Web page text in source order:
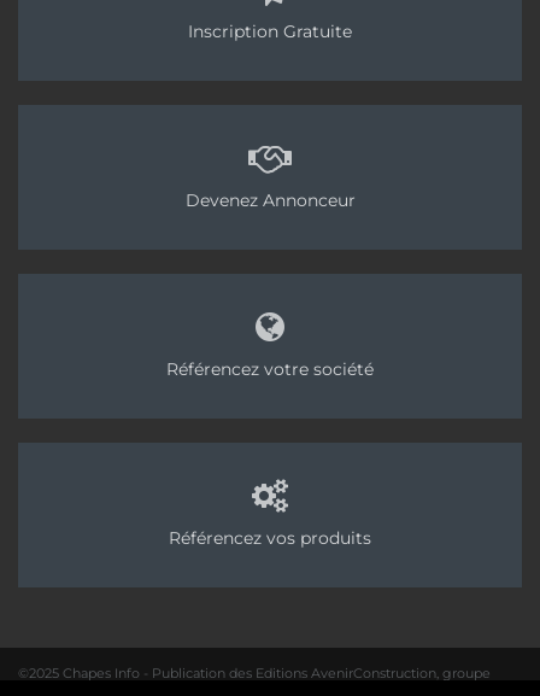
régulier de l’activité chaque trimestre depuis 2016
Ainsi, les permis de construire affichent un recul
de 1,6 % au cours des 12 derniers mois . Soit 451 500
autorisations au total. De son côté, le nombre de
logements commencés, cumulés sur douze mois,
% . Soit 409 200 logements
s’établit à – 29 points (contre – 11,5 points pour la
nette détérioration pour 34 % des entreprises,
contre 14 % au 1 trimestre 2019 (soit 20 points
d’écart). Seulement 5 % des entreprises parlent
d’une amélioration. Enfin, le montant moyen des
besoins de trésorerie de ces sociétés atteint
24 000 €, contre 20 000 €, un an auparavant.
Tags: Capeb Patrick Liébus
Artisan
Inscription Gratuite
Devenez Annonceur
Référencez votre société
Référencez vos produits
©2025 Chapes Info - Publication des Editions AvenirConstruction, groupe